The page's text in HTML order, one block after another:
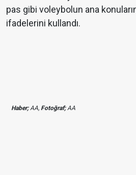
pas gibi voleybolun ana
ifadelerini kullandı.
Haber;AA, Fotoğraf;AA